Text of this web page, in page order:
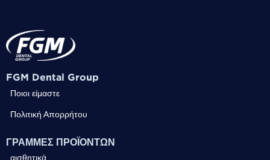
FGM Dental Group
Ποιοι είμαστε
Πολιτική Απορρήτου
ΓΡΑΜΜΕΣ ΠΡΟΪΟΝΤΩΝ
αισθητικά